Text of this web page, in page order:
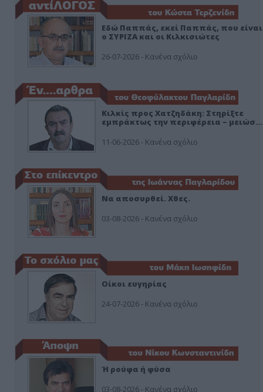
Εδώ Παππάς, εκεί Παππάς, που είναι
ο ΣΥΡΙΖΑ και οι Κιλκισιώτες
26-07-2026 - Κανένα σχόλιο
Κιλκίς προς Χατζηδάκη: Στηρίξτε
εμπράκτως την περιφέρεια – μειώσ…
11-06-2026 - Κανένα σχόλιο
Να αποσυρθεί. Χθες.
03-08-2026 - Κανένα σχόλιο
Οίκοι ευγηρίας
24-07-2026 - Κανένα σχόλιο
Ή ρούφα ή φύσα
03-08-2026 - Κανένα σχόλιο